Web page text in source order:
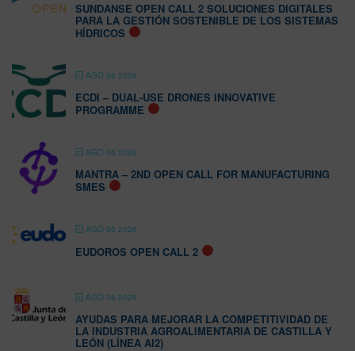
SUNDANSE OPEN CALL 2 SOLUCIONES DIGITALES
PARA LA GESTIÓN SOSTENIBLE DE LOS SISTEMAS
HÍDRICOS
AGO 06 2026
ECDI – DUAL-USE DRONES INNOVATIVE
PROGRAMME
AGO 06 2026
MANTRA – 2ND OPEN CALL FOR MANUFACTURING
SMES
AGO 06 2026
EUDOROS OPEN CALL 2
AGO 06 2026
AYUDAS PARA MEJORAR LA COMPETITIVIDAD DE
LA INDUSTRIA AGROALIMENTARIA DE CASTILLA Y
LEÓN (LÍNEA AI2)